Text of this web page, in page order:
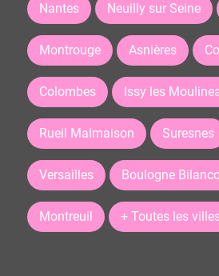
Nantes Neuilly sur Seine
Montrouge Asnières
Colombes Issy les
Rueil Malmaison Suresnes
Versailles Boulogne
Montreuil + Toutes les